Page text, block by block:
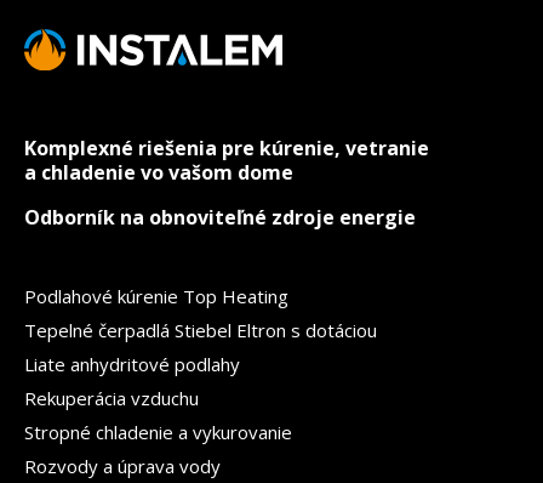
Komplexné riešenia pre kúrenie, vetranie
a chladenie vo vašom dome
Odborník na obnoviteľné zdroje energie
Podlahové kúrenie Top Heating
Tepelné čerpadlá Stiebel Eltron s dotáciou
Liate anhydritové podlahy
Rekuperácia vzduchu
Stropné chladenie a vykurovanie
Rozvody a úprava vody